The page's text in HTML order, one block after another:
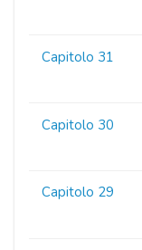
Capitolo 31
Capitolo 30
Capitolo 29